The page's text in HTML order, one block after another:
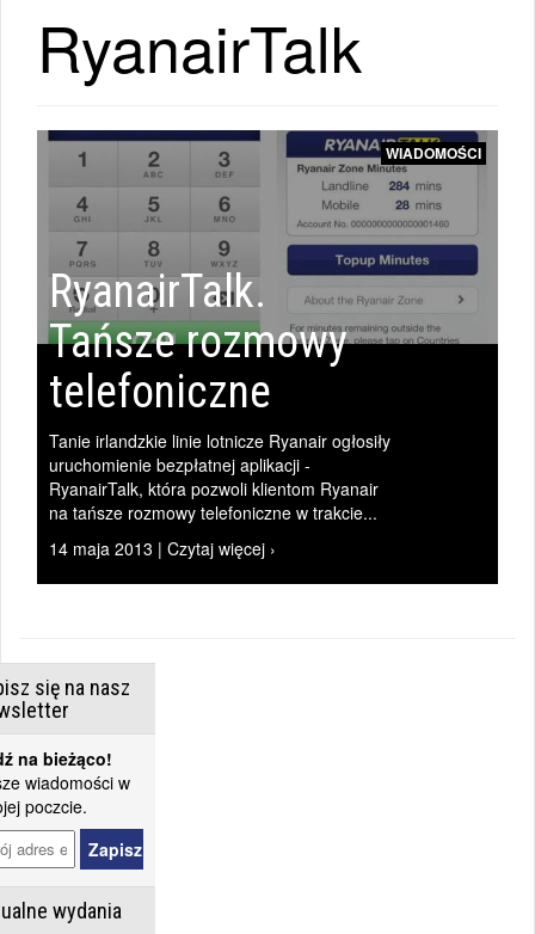
RyanairTalk
WIADOMOŚCI
RyanairTalk.
Tańsze rozmowy
telefoniczne
Tanie irlandzkie linie lotnicze Ryanair ogłosiły
uruchomienie bezpłatnej aplikacji -
RyanairTalk, która pozwoli klientom Ryanair
na tańsze rozmowy telefoniczne w trakcie...
14 maja 2013 | Czytaj więcej ›
się na nasz
na bieżąco!
wiadomości w
poczcie.
wydania